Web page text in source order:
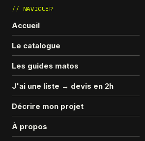
// NAVIGUER
Accueil
Le catalogue
Les guides matos
J'ai une liste → devis en 2h
Décrire mon projet
À propos